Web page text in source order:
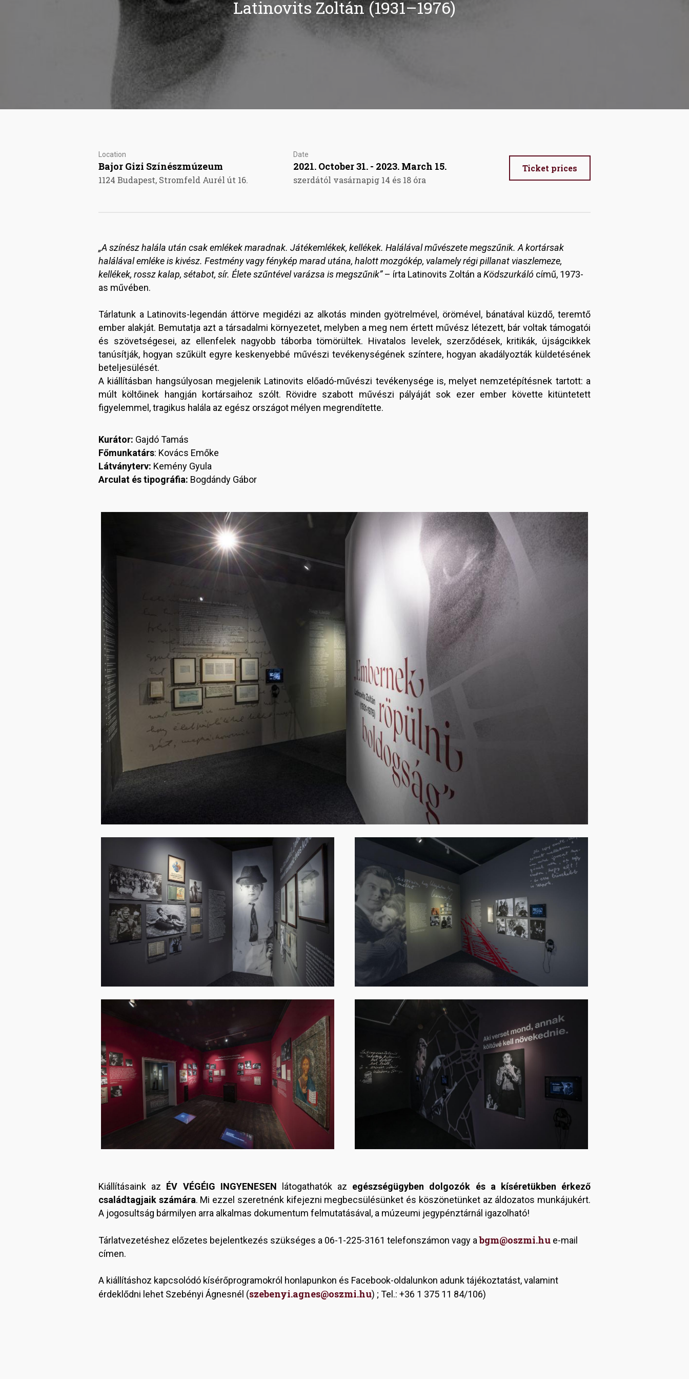
Latinovits Zoltán (1931–1976)
Location
Bajor Gizi Színészmúzeum
1124 Budapest, Stromfeld Aurél út 16.
Date
2021. October 31. - 2023. March 15.
szerdától vasárnapig 14 és 18 óra
Ticket prices
„A színész halála után csak emlékek maradnak. Játékemlékek, kellékek. Halálával művészete megszűnik. A kortársak
halálával emléke is kivész. Festmény vagy fénykép marad utána, halott mozgókép, valamely régi pillanat viaszlemeze,
kellékek, rossz kalap, sétabot, sír. Élete szűntével varázsa is megszűnik”– írta Latinovits Zoltán a Ködszurkáló című, 1973-
as művében.
Tárlatunk a Latinovits-legendán áttörve megidézi az alkotás minden gyötrelmével, örömével, bánatával küzdő, teremtő
ember alakját. Bemutatja azt a társadalmi környezetet, melyben a meg nem értett művész létezett, bár voltak támogatói
és szövetségesei, az ellenfelek nagyobb táborba tömörültek. Hivatalos levelek, szerződések, kritikák, újságcikkek
tanúsítják, hogyan szűkült egyre keskenyebbé művészi tevékenységének színtere, hogyan akadályozták küldetésének
beteljesülését.
A kiállításban hangsúlyosan megjelenik Latinovits előadó-művészi tevékenysége is, melyet nemzetépítésnek tartott: a
múlt költőinek hangján kortársaihoz szólt. Rövidre szabott művészi pályáját sok ezer ember követte kitüntetett
figyelemmel, tragikus halála az egész országot mélyen megrendítette.
Kurátor: Gajdó Tamás
Főmunkatárs: Kovács Emőke
Látványterv: Kemény Gyula
Arculat és tipográfia: Bogdándy Gábor
Kiállításaink az ÉV VÉGÉIG INGYENESEN látogathatók az egészségügyben dolgozók és a kíséretükben érkező
családtagjaik számára. Mi ezzel szeretnénk kifejezni megbecsülésünket és köszönetünket az áldozatos munkájukért.
A jogosultság bármilyen arra alkalmas dokumentum felmutatásával, a múzeumi jegypénztárnál igazolható!
Tárlatvezetéshez előzetes bejelentkezés szükséges a 06-1-225-3161 telefonszámon vagy abgm@oszmi.hu e-mail
címen.
A kiállításhoz kapcsolódó kísérőprogramokról honlapunkon és Facebook-oldalunkon adunk tájékoztatást, valamint
érdeklődni lehet Szebényi Ágnesnél (szebenyi.agnes@oszmi.hu) ; Tel.: +36 1 375 11 84/106)